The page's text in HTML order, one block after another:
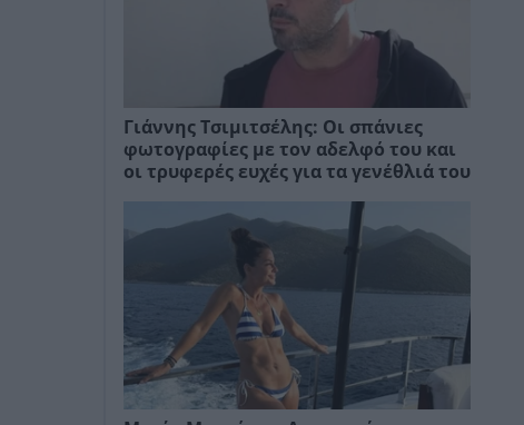
Γιάννης Τσιμιτσέλης: Οι σπάνιες
φωτογραφίες με τον αδελφό του και
οι τρυφερές ευχές για τα γενέθλιά του